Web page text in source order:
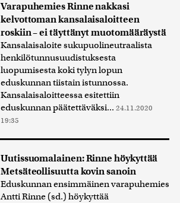
Varapuhemies Rinne nakkasi
kelvottoman kansalaisaloitteen
roskiin – ei täyttänyt muotomääräystä
Kansalaisaloite sukupuolineutraalista
henkilötunnusuudistuksesta
luopumisesta koki tylyn lopun
eduskunnan tiistain istunnossa.
Kansalaisaloitteessa esitettiin
eduskunnan päätettäväksi... 24.11.2020
19:35
Uutissuomalainen: Rinne höykyttää
Metsäteollisuutta kovin sanoin
Eduskunnan ensimmäinen varapuhemies
Antti Rinne (sd.) höykyttää